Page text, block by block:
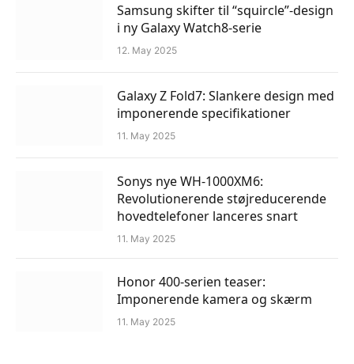
Samsung skifter til “squircle”-design
i ny Galaxy Watch8-serie
12. May 2025
Galaxy Z Fold7: Slankere design med
imponerende specifikationer
11. May 2025
Sonys nye WH-1000XM6:
Revolutionerende støjreducerende
hovedtelefoner lanceres snart
11. May 2025
Honor 400-serien teaser:
Imponerende kamera og skærm
11. May 2025